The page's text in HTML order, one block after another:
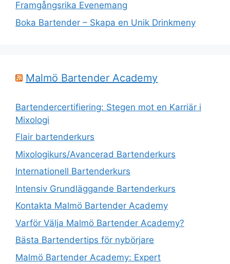
Framgångsrika Evenemang
Boka Bartender – Skapa en Unik Drinkmeny
Malmö Bartender Academy
Bartendercertifiering: Stegen mot en Karriär i
Mixologi
Flair bartenderkurs
Mixologikurs/Avancerad Bartenderkurs
Internationell Bartenderkurs
Intensiv Grundläggande Bartenderkurs
Kontakta Malmö Bartender Academy
Varför Välja Malmö Bartender Academy?
Bästa Bartendertips för nybörjare
Malmö Bartender Academy: Expert